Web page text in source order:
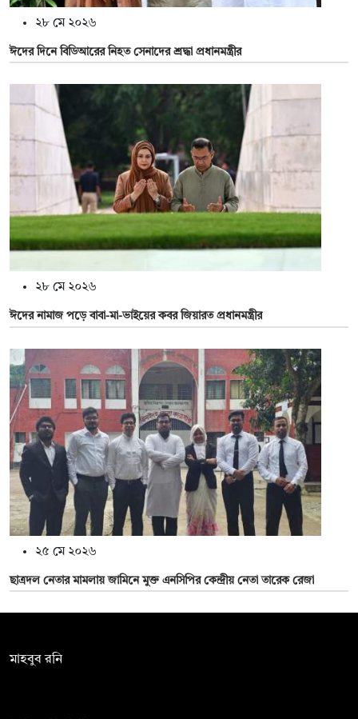
২৮ মে ২০২৬
ঈদের দিনে বিডিআরের নিহত সেনাদের শ্রদ্ধা প্রধানমন্ত্রীর
২৮ মে ২০২৬
ঈদের নামাজ পড়ে বাবা-মা-ভাইয়ের কবর জিয়ারত প্রধানমন্ত্রীর
২৫ মে ২০২৬
ছাত্রদল নেতার মামলায় জামিনে মুক্ত এনসিপির কেন্দ্রীয় নেতা তারেক রেজা
মাহবুব রনি